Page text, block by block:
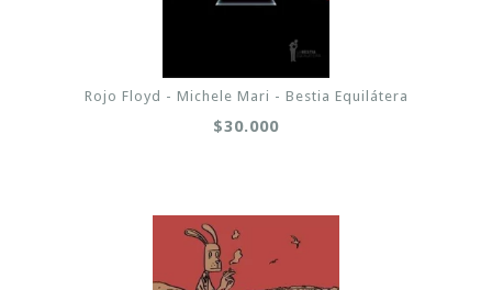
Rojo Floyd - Michele Mari - Bestia Equilátera
$30.000